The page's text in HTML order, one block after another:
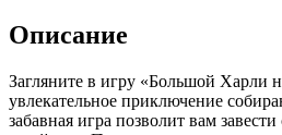
Описание
Загляните в игру «Большой Харли
увлекательное приключение
забавная игра позволит вам